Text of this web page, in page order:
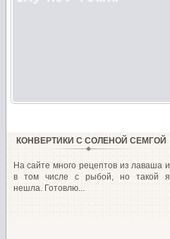
КОНВЕРТИКИ С СОЛЕНОЙ СЕМГОЙ
На сайте много рецептов из лаваша и
в том числе с рыбой, но такой я
нешла. Готовлю...